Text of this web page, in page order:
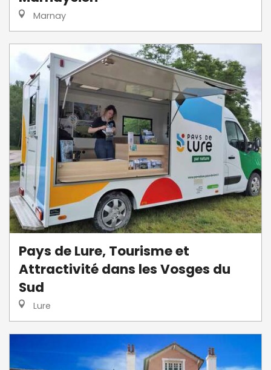
Marnay
Pays de Lure, Tourisme et
Attractivité dans les Vosges du
Sud
Lure